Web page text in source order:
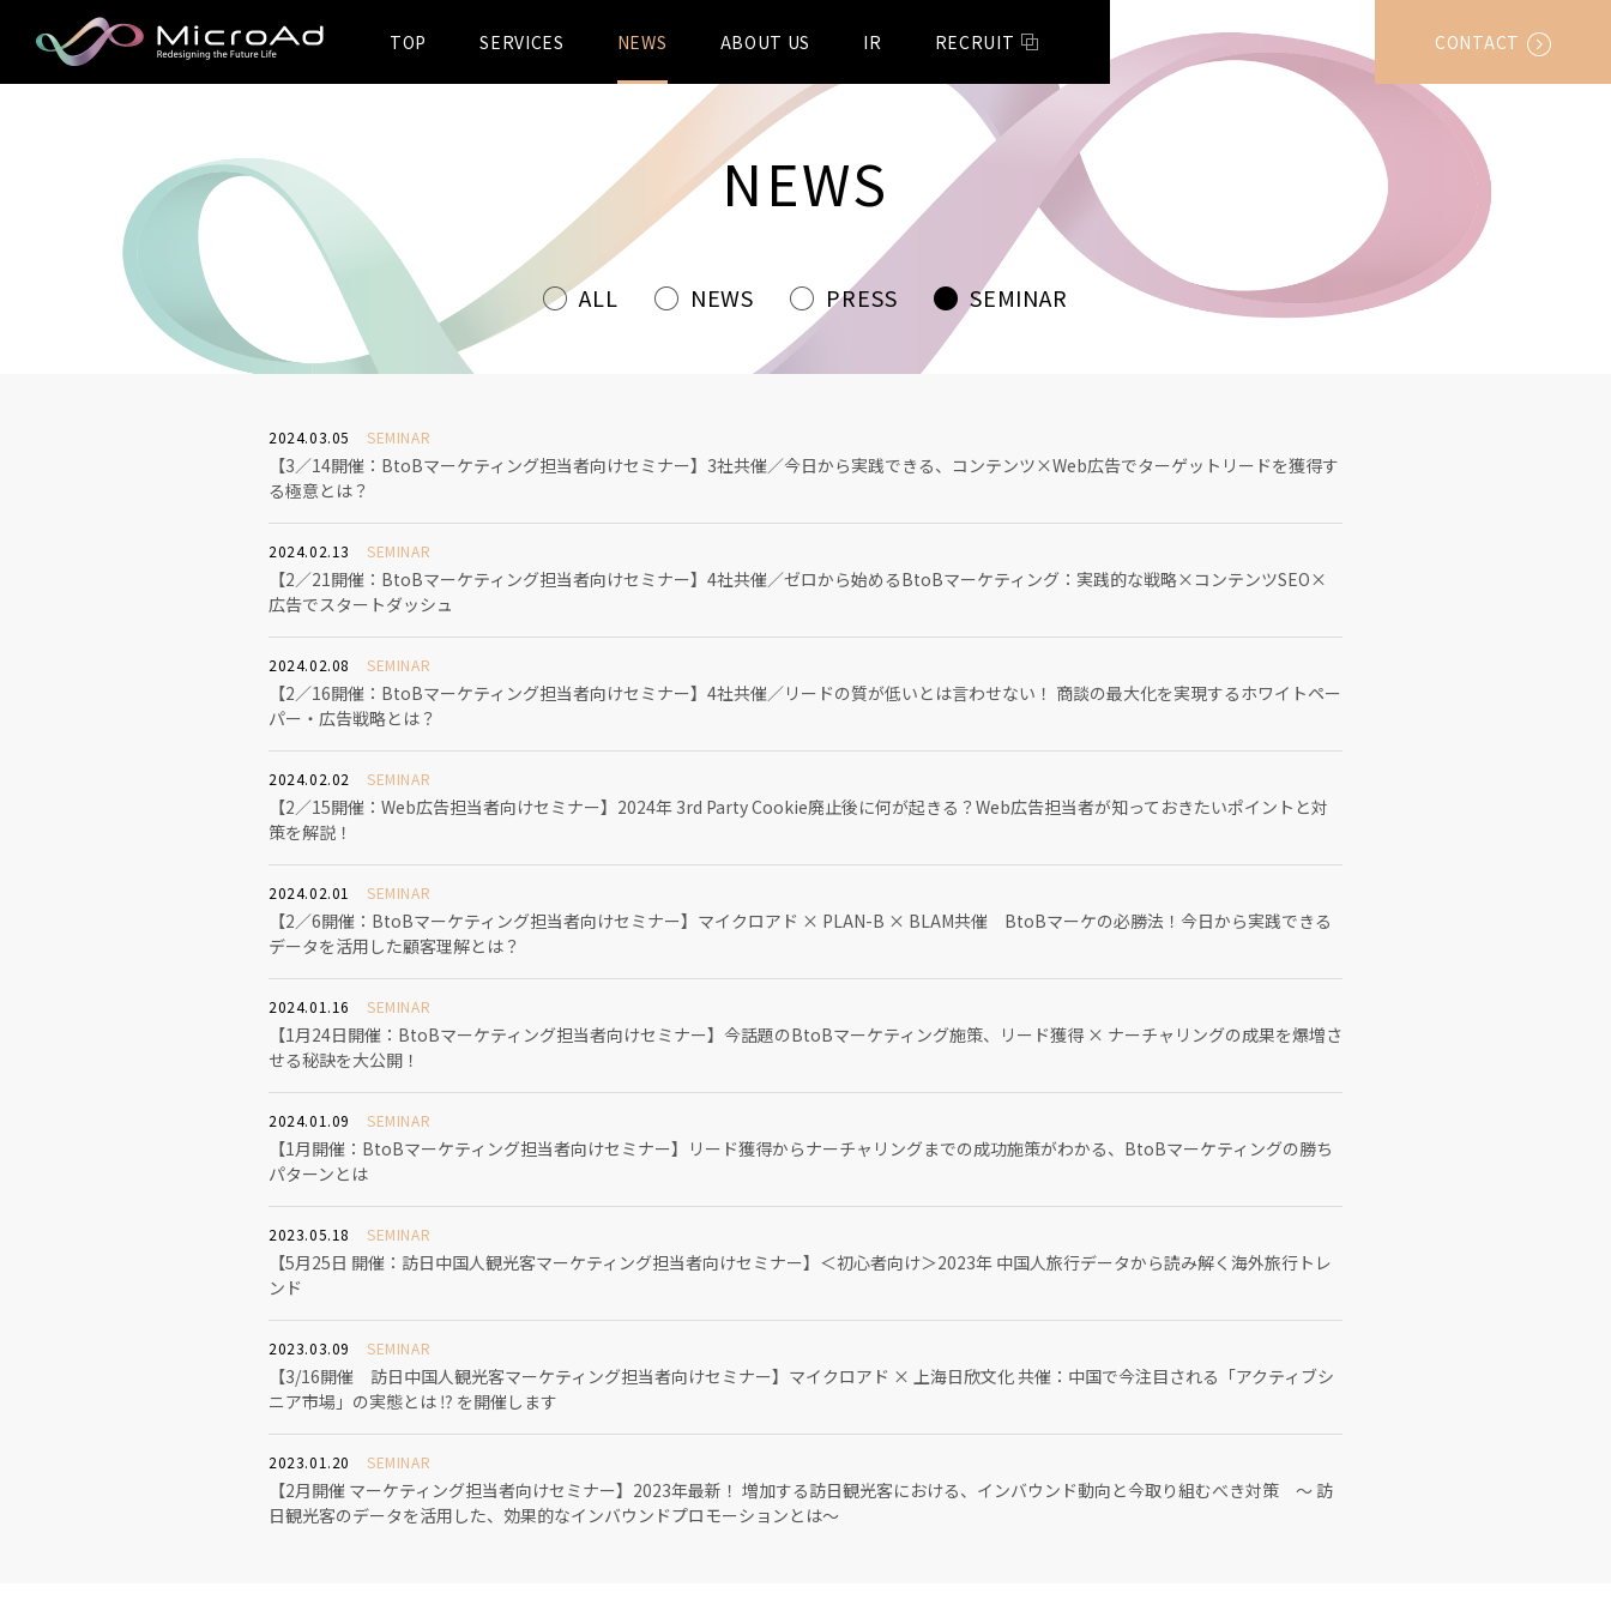
MicroAd -
the Future Life
TOP SERVICES NEWS ABOUT US IR RECRUIT CONTACT
NEWS
ALL NEWS PRESS SEMINAR
2024.03.05 SEMINAR
【3／14開催：BtoBマーケティング担当者向けセミナー】3社共催／今日から実践できる、コンテンツ×Web広告でターゲットリードを獲得す
る極意とは？
2024.02.13 SEMINAR
【2／21開催：BtoBマーケティング担当者向けセミナー】4社共催／ゼロから始めるBtoBマーケティング：実践的な戦略×コンテンツSEO×
広告でスタートダッシュ
2024.02.08 SEMINAR
【2／16開催：BtoBマーケティング担当者向けセミナー】4社共催／リードの質が低いとは言わせない！ 商談の最大化を実現するホワイトペー
パー・広告戦略とは？
2024.02.02 SEMINAR
【2／15開催：Web広告担当者向けセミナー】2024年 3rd Party Cookie廃止後に何が起きる？Web広告担当者が知っておきたいポイントと対
策を解説！
2024.02.01 SEMINAR
【2／6開催：BtoBマーケティング担当者向けセミナー】マイクロアド × PLAN-B × BLAM共催 BtoBマーケの必勝法！今日から実践できる
データを活用した顧客理解とは？
2024.01.16 SEMINAR
【1月24日開催：BtoBマーケティング担当者向けセミナー】今話題のBtoBマーケティング施策、リード獲得 × ナーチャリングの成果を爆増さ
せる秘訣を大公開！
2024.01.09 SEMINAR
【1月開催：BtoBマーケティング担当者向けセミナー】リード獲得からナーチャリングまでの成功施策がわかる、BtoBマーケティングの勝ち
パターンとは
2023.05.18 SEMINAR
【5月25日 開催：訪日中国人観光客マーケティング担当者向けセミナー】＜初心者向け＞2023年 中国人旅行データから読み解く海外旅行トレ
ンド
2023.03.09 SEMINAR
【3/16開催 訪日中国人観光客マーケティング担当者向けセミナー】マイクロアド × 上海日欣文化 共催：中国で今注目される「アクティブシ
ニア市場」の実態とは ⁉️ を開催します
2023.01.20 SEMINAR
【2月開催 マーケティング担当者向けセミナー】2023年最新！ 増加する訪日観光客における、インバウンド動向と今取り組むべき対策 ～ 訪
日観光客のデータを活用した、効果的なインバウンドプロモーションとは～